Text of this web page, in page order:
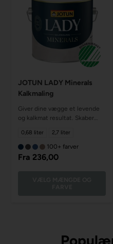
JOTUN LADY Minerals
Kalkmaling
Giver dine vægge et levende
og kalkmat resultat. Skaber
finish
0,68 liter 2,7 liter
100+ farver
Fra 236,00